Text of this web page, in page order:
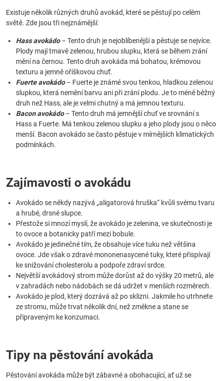
Existuje několik různých druhů avokád, které se pěstují po celém
světě. Zde jsou tři nejznámější:
Hass avokádo– Tento druh je nejoblíbenější a pěstuje se nejvíce.
Plody mají tmavě zelenou, hrubou slupku, která se během zrání
mění na černou. Tento druh avokáda má bohatou, krémovou
texturu a jemně oříškovou chuť.
Fuerte avokádo– Fuerte je známé svou tenkou, hladkou zelenou
slupkou, která nemění barvu ani při zrání plodu. Je to méně běžný
druh než Hass, ale je velmi chutný a má jemnou texturu.
Bacon avokádo– Tento druh má jemnější chuť ve srovnání s
Hass a Fuerte. Má tenkou zelenou slupku a jeho plody jsou o něco
menší. Bacon avokádo se často pěstuje v mírnějších klimatických
podmínkách.
Zajímavosti o avokádu
Avokádo se někdy nazývá „aligatorová hruška“ kvůli svému tvaru
a hrubé, drsné slupce.
Přestože si mnozí myslí, že avokádo je zelenina, ve skutečnosti je
to ovoce a botanicky patří mezi bobule.
Avokádo je jedinečné tím, že obsahuje více tuku než většina
ovoce. Jde však o zdravé mononenasycené tuky, které přispívají
ke snižování cholesterolu a podpoře zdraví srdce.
Největší avokádový strom může dorůst až do výšky 20 metrů, ale
v zahradách nebo nádobách se dá udržet v menších rozměrech.
Avokádo je plod, který dozrává až po sklizni. Jakmile ho utrhnete
ze stromu, může trvat několik dní, než změkne a stane se
připraveným ke konzumaci.
Tipy na pěstování avokáda
Pěstování avokáda může být zábavné a obohacující, ať už se